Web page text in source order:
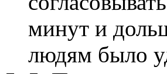
минут и
людям было